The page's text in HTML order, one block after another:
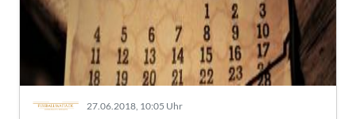
27.06.2018, 10:05 Uhr